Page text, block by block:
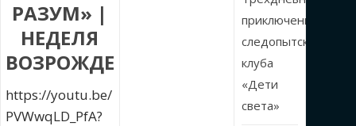
РАЗУМ» |
НЕДЕЛЯ
ВОЗРОЖДЕНИЯ
https://youtu.be/
PVWwqLD_PfA?
приключения
следопытского
клуба
«Дети
света»